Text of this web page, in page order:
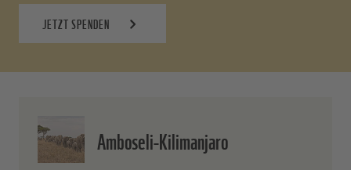
JETZT SPENDEN
Amboseli-Kilimanjaro